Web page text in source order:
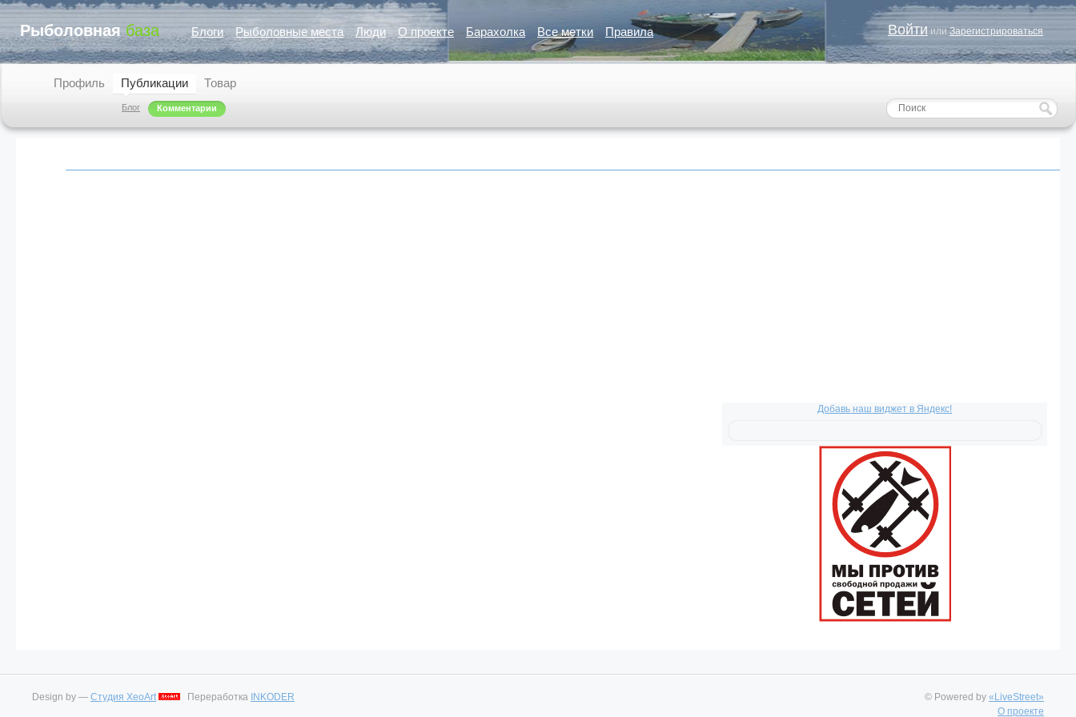
Рыболовнаябаза Блоги Рыболовные места Люди О проекте Барахолка Все метки Правила Войти или Зарегистрироваться
Профиль Публикации
Блог Комментарии
Товар
Добавь наш виджет в Яндекс!
© Powered by «LiveStreet»
О проекте
Design by — Студия XeoArt Переработка INKODER